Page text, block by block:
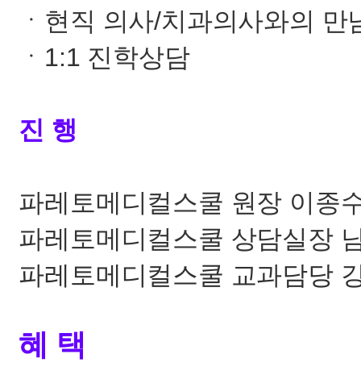
ㆍ현직 의사/치과의사와의 만
ㆍ1:1 진학상담
진 행
파레토메디컬스쿨 원장 이종
파레토메디컬스쿨 상담실장
파레토메디컬스쿨 교과담당
혜 택